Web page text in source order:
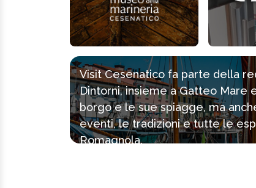
Visit Cesenatico fa parte della
Dintorni, insieme a Gatteo Mare
borgo e le sue spiagge, ma
eventi, le tradizioni e tutte le
Romagnola.